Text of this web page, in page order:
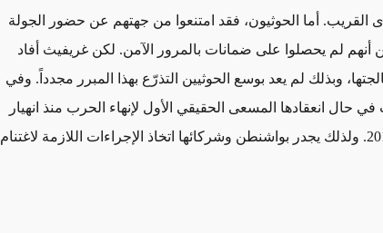
أما الحوثيون، فقد امتنعوا من جهتهم عن حضور الجولة
أنهم لم يحصلوا على ضمانات بالمرور الآمن. لكن غريفيث أفاد
وبذلك لم يعد بوسع الحوثيين التذرّع بهذا المبرر مجدداً. وفي
حال انعقادها المسعى الحقيقي الأول لإنهاء الحرب منذ انهيار
مفاوضات الكويت في عام 2016. ولذلك يجدر بواشنطن وشركائها اتخاذ الإجراءات اللازمة لاغتنام